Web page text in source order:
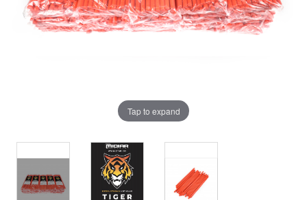
Tap to expand